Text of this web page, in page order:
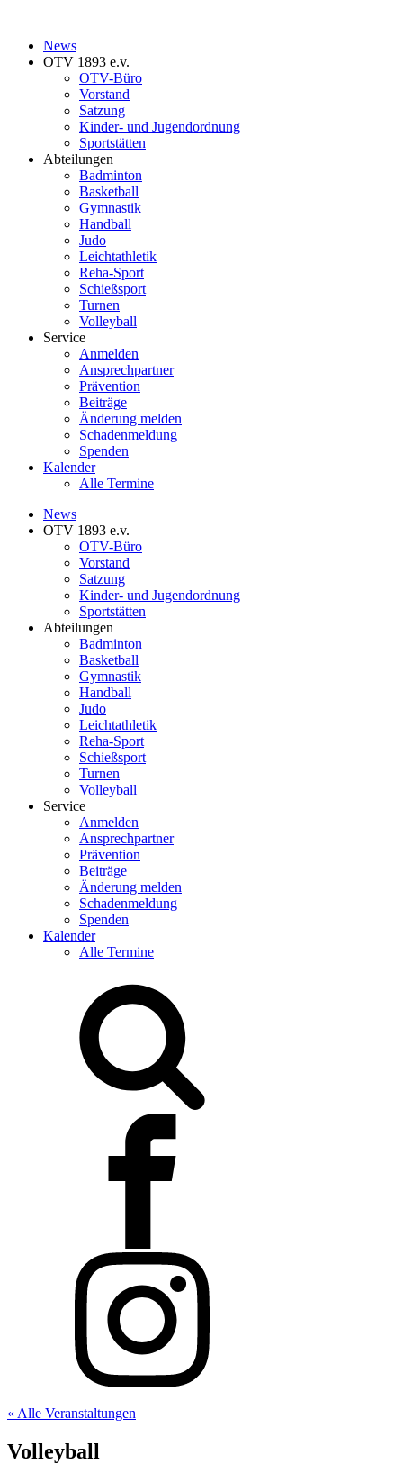
News
OTV 1893 e.v.
OTV-Büro
Vorstand
Satzung
Kinder- und Jugendordnung
Sportstätten
Abteilungen
Badminton
Basketball
Gymnastik
Handball
Judo
Leichtathletik
Reha-Sport
Schießsport
Turnen
Volleyball
Service
Anmelden
Ansprechpartner
Prävention
Beiträge
Änderung melden
Schadenmeldung
Spenden
Kalender
Alle Termine
News
OTV 1893 e.v.
OTV-Büro
Vorstand
Satzung
Kinder- und Jugendordnung
Sportstätten
Abteilungen
Badminton
Basketball
Gymnastik
Handball
Judo
Leichtathletik
Reha-Sport
Schießsport
Turnen
Volleyball
Service
Anmelden
Ansprechpartner
Prävention
Beiträge
Änderung melden
Schadenmeldung
Spenden
Kalender
Alle Termine
« Alle Veranstaltungen
Volleyball